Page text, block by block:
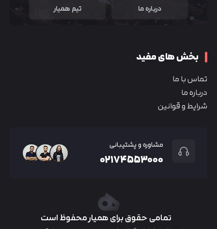
درباره ما تیم همیار
بخش های مفید
تماس با ما
درباره ما
شرایط و قوانین
مشاوره و پشتیبانی
۰۲۱۷۴۵۵۳۰۰۰
تمامی حقوق برای همیار محفوظ است